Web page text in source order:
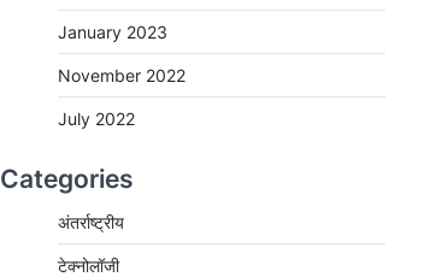
January 2023
November 2022
July 2022
Categories
अंतर्राष्ट्रीय
टेक्नोलॉजी